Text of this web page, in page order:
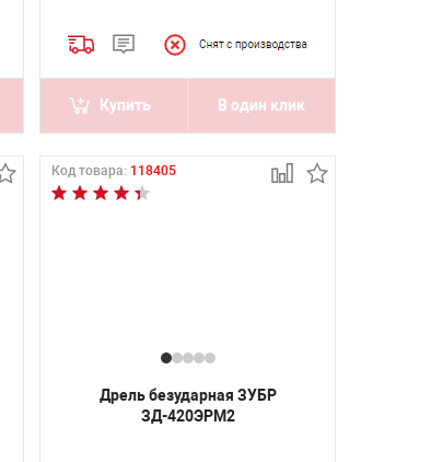
Купить В один клик
Код товара: 118405
Дрель безударная ЗУБР
ЗД-420ЭРМ2